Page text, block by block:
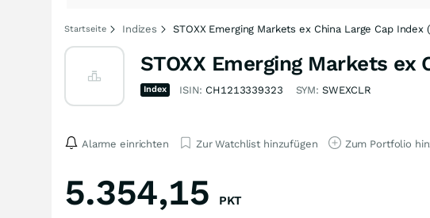
Startseite Indizes STOXX Emerging Markets ex China Large Cap Index
STOXX Emerging Markets
Index ISIN: CH1213339323 SYM: SWEXCLR
Alarme einrichten Zur Watchlist hinzufügen Zum Portfolio
5.354,15 PKT